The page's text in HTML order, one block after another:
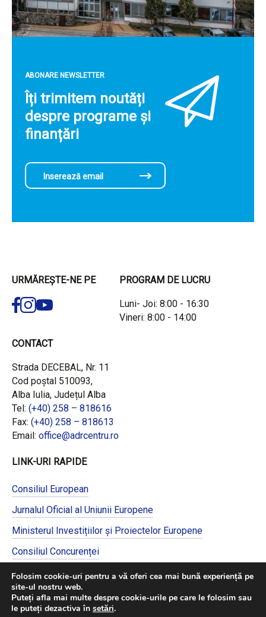
ABONARE NEWSLETTER
Îți trimitem noutăți
despre programe și
finanțări
URMĂREȘTE-NE PE PROGRAM DE LUCRU
Luni- Joi: 8:00 - 16:30
Vineri: 8:00 - 14:00
CONTACT
Strada DECEBAL, Nr. 11
Cod poștal 510093,
Alba Iulia, Județul Alba
Tel: (+40) 258 – 818616
Fax: (+40) 258 – 818613
Email: office@adrcentru.ro
LINK-URI RAPIDE
Consiliul European
Jurnalul Oficial al Uniunii Europene
Ministerul Investițiilor și Proiectelor Europene
Consiliul Concurenței
programe cofinanțate de Uniunea Europeană,
vă invităm să vizitațihttps://mfe.gov.ro/
Folosim cookie-uri pentru a vă oferi cea mai bună experiență pe
site-ul nostru web.
Puteți afla mai multe despre cookie-urile pe care le folosim sau
le puteți dezactiva în setări.